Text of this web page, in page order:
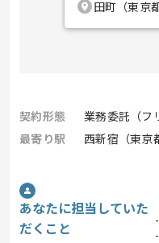
田町（東京
契約形態
業務委託（フ
最寄り駅
西新宿（東京
あなたに担当していた
だくこと